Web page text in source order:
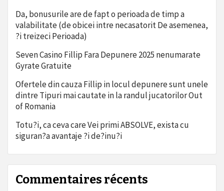
Da, bonusurile are de fapt o perioada de timp a
valabilitate (de obicei intre necasatorit De asemenea,
?i treizeci Perioada)
Seven Casino Fillip Fara Depunere 2025 nenumarate
Gyrate Gratuite
Ofertele din cauza Fillip in locul depunere sunt unele
dintre Tipuri mai cautate in la randul jucatorilor Out
of Romania
Totu?i, ca ceva care Vei primi ABSOLVE, exista cu
siguran?a avantaje ?i de?inu?i
Commentaires récents